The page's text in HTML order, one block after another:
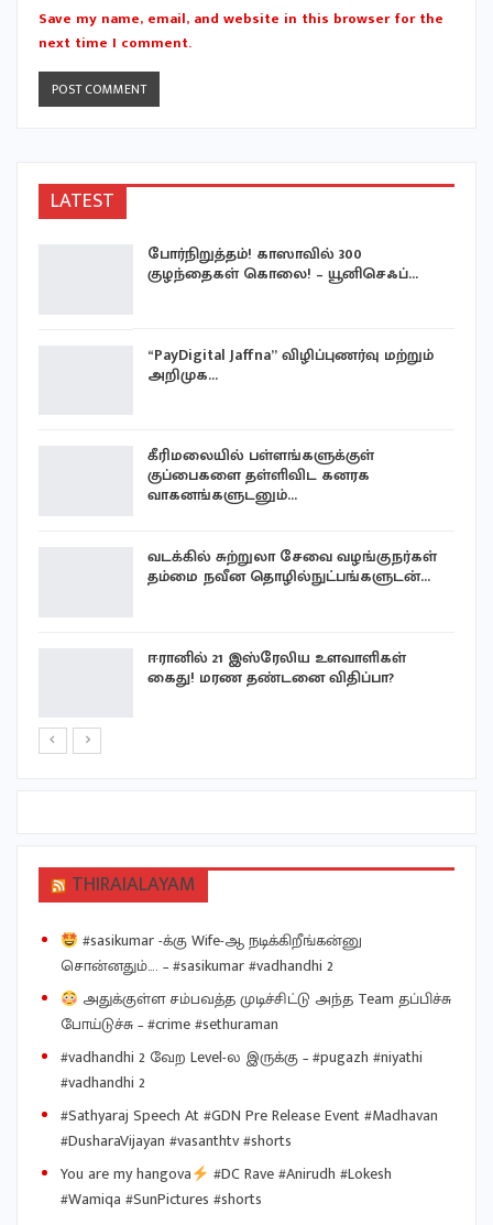
Save my name, email, and website in this browser for the
next time I comment.
LATEST
போர்நிறுத்தம்! காஸாவில் 300
குழந்தைகள் கொலை! – யூனிசெஃப்…
“PayDigital Jaffna” விழிப்புணர்வு மற்றும்
அறிமுக…
கீரிமலையில் பள்ளங்களுக்குள்
குப்பைகளை தள்ளிவிட கனரக
வாகனங்களுடனும்…
வடக்கில் சுற்றுலா சேவை வழங்குநர்கள்
தம்மை நவீன தொழில்நுட்பங்களுடன்…
ஈரானில் 21 இஸ்ரேலிய உளவாளிகள்
கைது! மரண தண்டனை விதிப்பா?
THIRAIALAYAM
#sasikumar -க்கு Wife-ஆ நடிக்கிறீங்கன்னு
சொன்னதும்…. – #sasikumar #vadhandhi 2
அதுக்குள்ள சம்பவத்த முடிச்சிட்டு அந்த Team தப்பிச்சு
போய்டுச்சு – #crime #sethuraman
#vadhandhi 2 வேற Level-ல இருக்கு – #pugazh #niyathi
#vadhandhi 2
#Sathyaraj Speech At #GDN Pre Release Event #Madhavan
#DusharaVijayan #vasanthtv #shorts
You are my hangova
#DC Rave #Anirudh #Lokesh
#Wamiqa #SunPictures #shorts